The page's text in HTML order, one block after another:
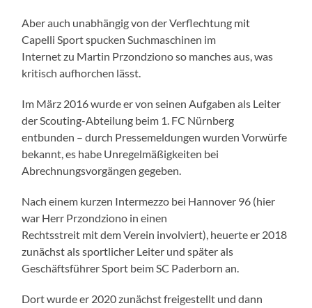
Aber auch unabhängig von der Verflechtung mit
Capelli Sport spucken Suchmaschinen im
Internet zu Martin Przondziono so manches aus, was
kritisch aufhorchen lässt.
Im März 2016 wurde er von seinen Aufgaben als Leiter
der Scouting-Abteilung beim 1. FC Nürnberg
entbunden – durch Pressemeldungen wurden Vorwürfe
bekannt, es habe Unregelmäßigkeiten bei
Abrechnungsvorgängen gegeben.
Nach einem kurzen Intermezzo bei Hannover 96 (hier
war Herr Przondziono in einen
Rechtsstreit mit dem Verein involviert), heuerte er 2018
zunächst als sportlicher Leiter und später als
Geschäftsführer Sport beim SC Paderborn an.
Dort wurde er 2020 zunächst freigestellt und dann